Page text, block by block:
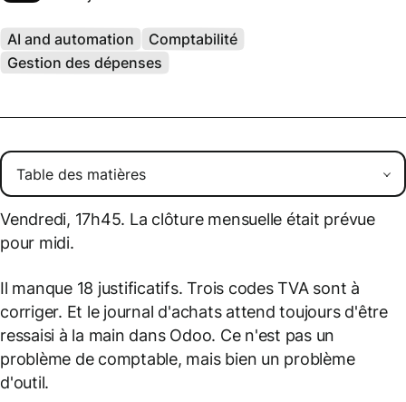
AI and automation
Comptabilité
Gestion des dépenses
Vendredi, 17h45. La clôture mensuelle était prévue
pour midi.
Il manque 18 justificatifs. Trois codes TVA sont à
corriger. Et le journal d'achats attend toujours d'être
ressaisi à la main dans Odoo. Ce n'est pas un
problème de comptable, mais bien un problème
d'outil.